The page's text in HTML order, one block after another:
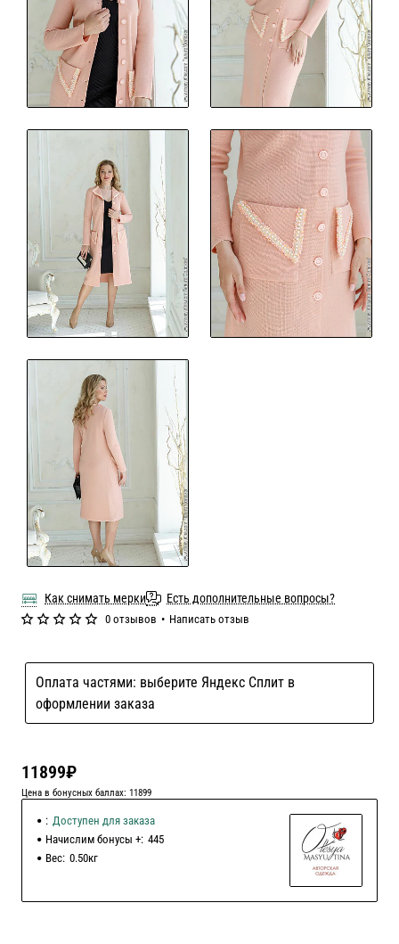
Как снимать мерки Есть дополнительные вопросы?
Оплата частями: выберите Яндекс Сплит в
оформлении заказа
0 отзывов • Написать отзыв
11899₽
Цена в бонусных баллах: 11899
: Доступен для заказа
Начислим бонусы +: 445
Вес: 0.50кг